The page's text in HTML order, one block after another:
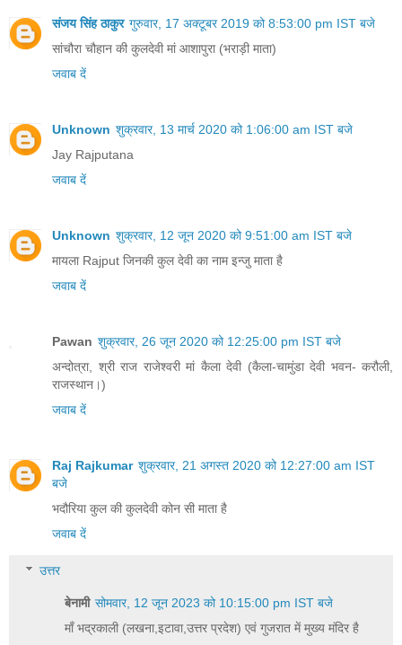
संजय सिंह ठाकुर गुरुवार, 17 अक्टूबर 2019 को 8:53:00 pm IST बजे
सांचौरा चौहान की कुलदेवी मां आशापुरा (भराड़ी माता)
जवाब दें
Unknown शुक्रवार, 13 मार्च 2020 को 1:06:00 am IST बजे
Jay Rajputana
जवाब दें
Unknown शुक्रवार, 12 जून 2020 को 9:51:00 am IST बजे
मायला Rajput जिनकी कुल देवी का नाम इन्जु माता है
जवाब दें
Pawan शुक्रवार, 26 जून 2020 को 12:25:00 pm IST बजे
अन्दोत्रा, श्री राज राजेश्वरी मां कैला देवी (कैला-चामुंडा देवी भवन- करौली,
राजस्थान।)
जवाब दें
Raj Rajkumar शुक्रवार, 21 अगस्त 2020 को 12:27:00 am IST
बजे
भदौरिया कुल की कुलदेवी कोन सी माता है
जवाब दें
उत्तर
बेनामी सोमवार, 12 जून 2023 को 10:15:00 pm IST बजे
माँ भद्रकाली (लखना,इटावा,उत्तर प्रदेश) एवं गुजरात में मुख्य मंदिर है